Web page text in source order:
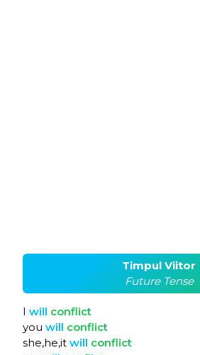
Timpul Viitor
Future Tense
I will conflict
you will conflict
she,he,it will conflict